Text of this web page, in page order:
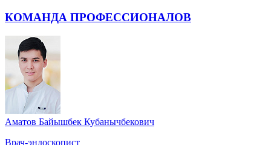
КОМАНДА ПРОФЕССИОНАЛОВ
Аматов Байышбек Кубанычбекович
Врач-эндоскопист